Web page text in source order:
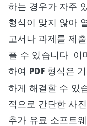
하는 경우가 자주
형식이 맞지 않아
고서나 과제를 제
플 수 있습니다. 이
하여 PDF형식은
하게 해결할 수 있
적으로 간단한 사
추가 유료 소프트